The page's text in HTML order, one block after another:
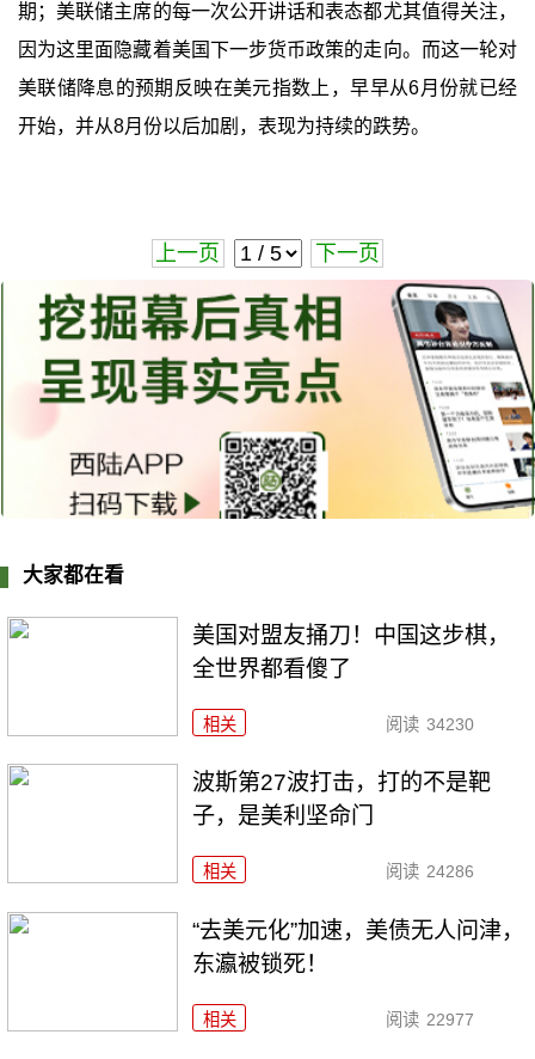
期；美联储主席的每一次公开讲话和表态都尤其值得关注，
因为这里面隐藏着美国下一步货币政策的走向。而这一轮对
美联储降息的预期反映在美元指数上，早早从6月份就已经
开始，并从8月份以后加剧，表现为持续的跌势。
上一页 下一页
大家都在看
美国对盟友捅刀！中国这步棋，
全世界都看傻了
相关 阅读 34230
波斯第27波打击，打的不是靶
子，是美利坚命门
相关 阅读 24286
“去美元化”加速，美债无人问津，
东瀛被锁死！
相关 阅读 22977